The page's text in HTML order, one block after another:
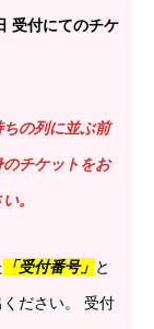
受付にてのチケ
の列に並ぶ前
チケットをお
。
「受付番号」 と
ださい。 受付